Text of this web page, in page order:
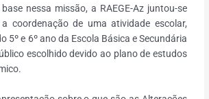
nessa missão, a RAEGE-Az juntou-se
coordenação de uma atividade escolar,
5º e 6º ano da Escola Básica e Secundária
escolhido devido ao plano de estudos